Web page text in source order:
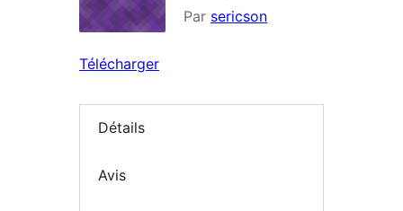
Par sericson
Télécharger
Détails
Avis